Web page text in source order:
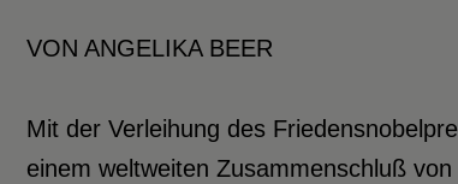
VON ANGELIKA BEER
Mit der Verleihung des
einem weltweiten Zusammenschluß